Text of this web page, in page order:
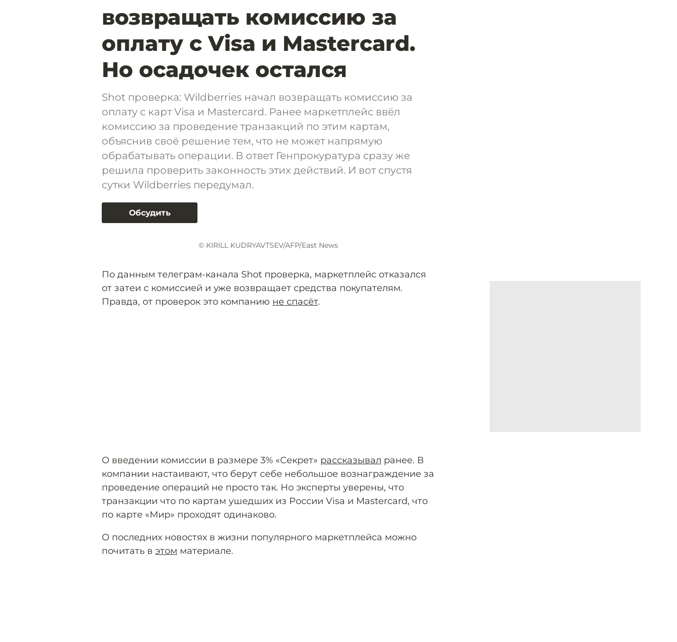
возвращать комиссию за
оплату с Visa и Mastercard.
Но осадочек остался
Shot проверка: Wildberries начал возвращать комиссию за
оплату с карт Visa и Mastercard. Ранее маркетплейс ввёл
комиссию за проведение транзакций по этим картам,
объяснив своё решение тем, что не может напрямую
обрабатывать операции. В ответ Генпрокуратура сразу же
решила проверить законность этих действий. И вот спустя
сутки Wildberries передумал.
Обсудить
© KIRILL KUDRYAVTSEV/AFP/East News
По данным телеграм-канала Shot проверка, маркетплейс отказался
от затеи с комиссией и уже возвращает средства покупателям.
Правда, от проверок это компанию не спасёт.
О введении комиссии в размере 3% «Секрет» рассказывал ранее. В
компании настаивают, что берут себе небольшое вознаграждение за
проведение операций не просто так. Но эксперты уверены, что
транзакции что по картам ушедших из России Visa и Mastercard, что
по карте «Мир» проходят одинаково.
О последних новостях в жизни популярного маркетплейса можно
почитать в этом материале.